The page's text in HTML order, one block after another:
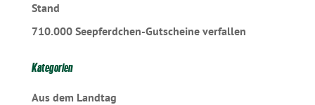
Stand
710.000 Seepferdchen-Gutscheine verfallen
Kategorien
Aus dem Landtag